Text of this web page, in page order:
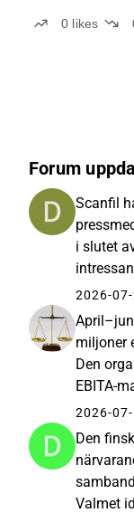
0 likes
Forum
Scanfil
i slutet
det
2026-
miljoner
Den
EBITA-
en
0,17
2026-
Den
Valmet